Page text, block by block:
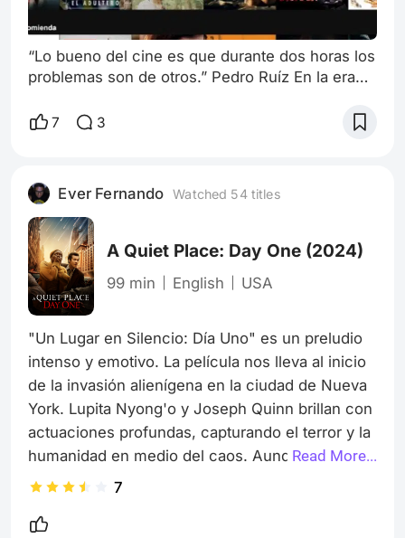
“Lo bueno del cine es que durante dos horas los
problemas son de otros.” Pedro Ruíz En la era
consumimos contenido, hay un rincón especial
plataformas más conocidas. Hablo de los
amantes del cine de autor, del cine que desafía
lo convencional, que busca en cada fotograma
u
7 3
Ever Fernando Watched 54 titles
A Quiet Place: Day One (2024)
99 min English USA
"Un Lugar en Silencio: Día Uno" es un preludio
intenso y emotivo. La película nos lleva al inicio
de la invasión alienígena en la ciudad de Nueva
York. Lupita Nyong'o y Joseph Quinn brillan con
actuaciones profundas, capturando el terror y la
humanidad en medio del caos. Aunque el ritmo
es un poco irregular, la tensión y el silencio
maestría. Un digno complemento a la saga,
Read More...
7